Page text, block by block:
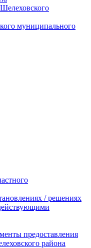
муниципального
/ решениях
предоставления
района